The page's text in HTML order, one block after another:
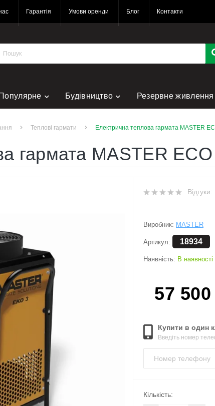
Гарантія Умови оренди Блог Контакти
Популярне Будівництво Резервне живлення
Теплові гармати Електрична теплова гармата MASTER
гармата MASTER
Відгуки:
Виробник: MASTER
Артикул: 18934
Наявність: В наявності
57
Купити в один
Введіть номер
Кількість: